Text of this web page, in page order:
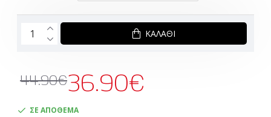
ΣΕ ΑΠΟΘΕΜΑ
36.90€
44.90€
ΚΑΛΆΘΙ